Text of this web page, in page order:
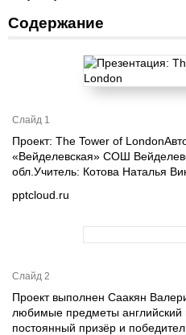
Содержание
Слайд 1
Проект: The Tower of
«Вейделевская» СОШ
обл.Учитель: Котова Наталья
pptcloud.ru
Слайд 2
Проект выполнен Саакян
любимые предметы английский
постоянный призёр и